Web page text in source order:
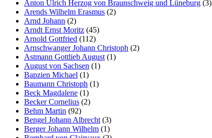
Anton Ulrich Herzog von Braunschweig und Lüneburg (3)
Arends Wilhelm Erasmus (2)
Arnd Johann (2)
Arndt Ernst Moritz (45)
Arnold Gottfried (112)
Arnschwanger Johann Christoph (2)
Astmann Gottlieb August (1)
August von Sachsen (1)
Bapzien Michael (1)
Baumann Christoph (1)
Beck Magdalene (1)
Becker Cornelius (2)
Behm Martin (92)
Bengel Johann Albrecht (3)
Berger Johann Wilhelm (1)